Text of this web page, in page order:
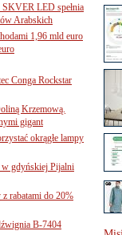
LED spełnia
Arabskich
1,96 mld euro
Conga Rockstar
Krzemową.
gigant
okrągłe lampy
w gdyńskiej Pijalni
rabatami do 20%
B-7404